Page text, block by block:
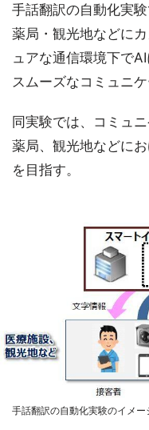
手話翻訳の自動化実
薬局・観光地などに
ュアな通信環境下で
スムーズなコミュニ
同実験では、コミュ
薬局、観光地などに
を目指す。
手話翻訳の自動化実験のイメー